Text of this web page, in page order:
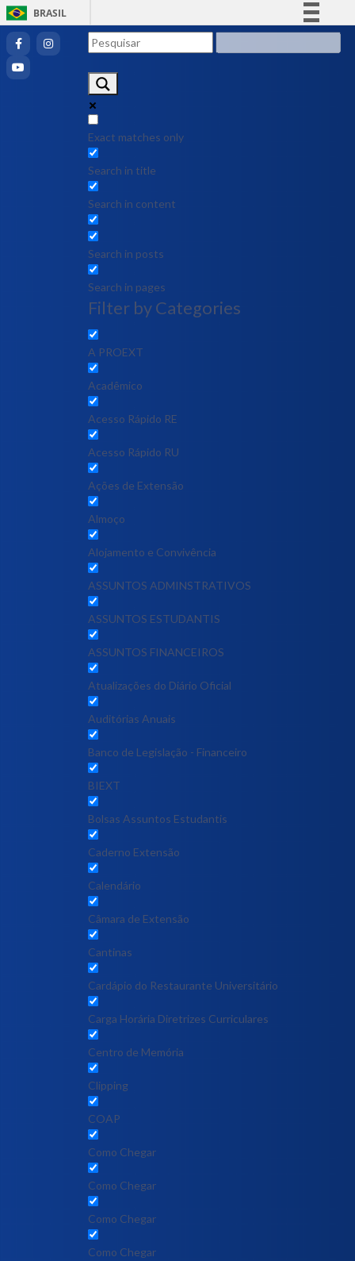
BRASIL
Exact matches only
Search in title
Search in content
Search in posts
Search in pages
Filter by Categories
A PROEXT
Acadêmico
Acesso Rápido RE
Acesso Rápido RU
Ações de Extensão
Almoço
Alojamento e Convivência
ASSUNTOS ADMINSTRATIVOS
ASSUNTOS ESTUDANTIS
ASSUNTOS FINANCEIROS
Atualizações do Diário Oficial
Auditórias Anuais
Banco de Legislação - Financeiro
BIEXT
Bolsas Assuntos Estudantis
Caderno Extensão
Calendário
Câmara de Extensão
Cantinas
Cardápio do Restaurante Universitário
Carga Horária Diretrizes Curriculares
Centro de Memória
Clipping
COAP
Como Chegar
Como Chegar
Como Chegar
Como Chegar